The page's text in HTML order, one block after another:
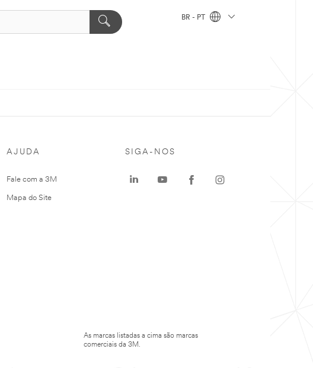
BR - PT
AJUDA
Fale com a 3M
Mapa do Site
SIGA-NOS
As marcas listadas a cima são marcas
comerciais da 3M.